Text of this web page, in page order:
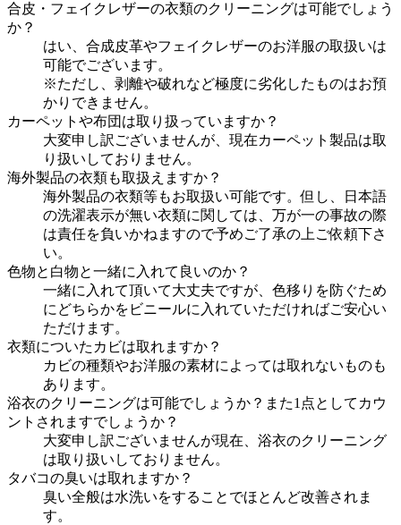
合皮・フェイクレザーの衣類のクリーニングは可能でしょう
か？
はい、合成皮革やフェイクレザーのお洋服の取扱いは
可能でございます。
※ただし、剥離や破れなど極度に劣化したものはお預
かりできません。
カーペットや布団は取り扱っていますか？
大変申し訳ございませんが、現在カーペット製品は取
り扱いしておりません。
海外製品の衣類も取扱えますか？
海外製品の衣類等もお取扱い可能です。但し、日本語
の洗濯表示が無い衣類に関しては、万が一の事故の際
は責任を負いかねますので予めご了承の上ご依頼下さ
い。
色物と白物と一緒に入れて良いのか？
一緒に入れて頂いて大丈夫ですが、色移りを防ぐため
にどちらかをビニールに入れていただければご安心い
ただけます。
衣類についたカビは取れますか？
カビの種類やお洋服の素材によっては取れないものも
あります。
浴衣のクリーニングは可能でしょうか？また1点としてカウ
ントされますでしょうか？
大変申し訳ございませんが現在、浴衣のクリーニング
は取り扱いしておりません。
タバコの臭いは取れますか？
臭い全般は水洗いをすることでほとんど改善されま
す。